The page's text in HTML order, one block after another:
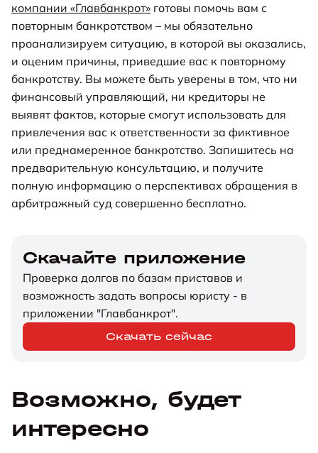
компании «Главбанкрот» готовы помочь вам с
повторным банкротством – мы обязательно
проанализируем ситуацию, в которой вы оказались,
и оценим причины, приведшие вас к повторному
банкротству. Вы можете быть уверены в том, что ни
финансовый управляющий, ни кредиторы не
выявят фактов, которые смогут использовать для
привлечения вас к ответственности за фиктивное
или преднамеренное банкротство. Запишитесь на
предварительную консультацию, и получите
полную информацию о перспективах обращения в
арбитражный суд совершенно бесплатно.
Скачайте приложение
Проверка долгов по базам приставов и
возможность задать вопросы юристу - в
приложении "Главбанкрот".
Скачать сейчас
Возможно, будет
интересно